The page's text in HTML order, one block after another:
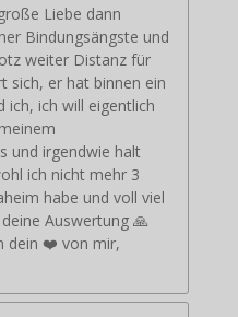
Liebe dann
Bindungsängste und
weiter Distanz für
sich, er hat binnen ein
ich, ich will eigentlich
und irgendwie halt
ich nicht mehr 3
habe und voll viel
Auswertung 🙏
dein ❤️ von mir,